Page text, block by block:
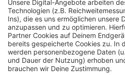
Videokonferenz gibt.
Eltern können für Schmitz
Kindern aus der Misere zu